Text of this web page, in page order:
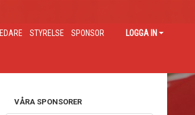
LEDARE STYRELSE SPONSOR LOGGA IN
VÅRA SPONSORER